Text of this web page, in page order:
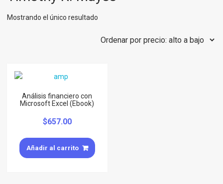
Mostrando el único resultado
Análisis financiero con
Microsoft Excel (Ebook)
$657.00
Añadir al carrito